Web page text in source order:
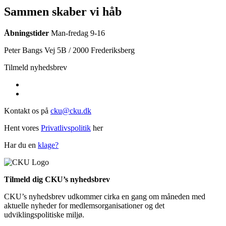
Sammen skaber vi håb
Åbningstider Man-fredag 9-16
Peter Bangs Vej 5B / 2000 Frederiksberg
Tilmeld nyhedsbrev
Kontakt os på cku@cku.dk
Hent vores Privatlivspolitik her
Har du en klage?
Tilmeld dig CKU’s nyhedsbrev
CKU’s nyhedsbrev udkommer cirka en gang om måneden med
aktuelle nyheder for medlemsorganisationer og det
udviklingspolitiske miljø.